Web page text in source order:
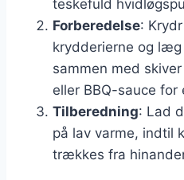
teskefuld
Forberedelse:
krydderierne og
sammen med
eller BBQ-sauce for
Tilberedning: Lad
på lav varme, indtil
trækkes fra